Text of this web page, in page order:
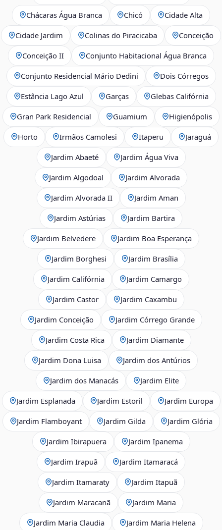
Chácaras Água Branca Chicó Cidade Alta
Cidade Jardim Colinas do Piracicaba Conceição
Conceição II Conjunto Habitacional Água Branca
Conjunto Residencial Mário Dedini Dois Córregos
Estância Lago Azul Garças Glebas Califórnia
Gran Park Residencial Guamium Higienópolis
Horto Irmãos Camolesi Itaperu Jaraguá
Jardim Abaeté Jardim Água Viva
Jardim Algodoal Jardim Alvorada
Jardim Alvorada II Jardim Aman
Jardim Astúrias Jardim Bartira
Jardim Belvedere Jardim Boa Esperança
Jardim Borghesi Jardim Brasília
Jardim Califórnia Jardim Camargo
Jardim Castor Jardim Caxambu
Jardim Conceição Jardim Córrego Grande
Jardim Costa Rica Jardim Diamante
Jardim Dona Luisa Jardim dos Antúrios
Jardim dos Manacás Jardim Elite
Jardim Esplanada Jardim Estoril Jardim Europa
Jardim Flamboyant Jardim Gilda Jardim Glória
Jardim Ibirapuera Jardim Ipanema
Jardim Irapuã Jardim Itamaracá
Jardim Itamaraty Jardim Itapuã
Jardim Maracanã Jardim Maria
Jardim Maria Claudia Jardim Maria Helena